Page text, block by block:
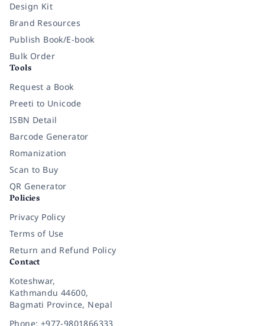
Design Kit
Brand Resources
Publish Book/E-book
Bulk Order
Tools
Request a Book
Preeti to Unicode
ISBN Detail
Barcode Generator
Romanization
Scan to Buy
QR Generator
Policies
Privacy Policy
Terms of Use
Return and Refund Policy
Contact
Koteshwar,
Kathmandu 44600,
Bagmati Province, Nepal
Phone: +977-9801866333